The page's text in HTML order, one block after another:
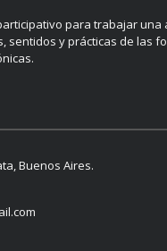
para trabajar una
sentidos y prácticas de las
Buenos Aires.